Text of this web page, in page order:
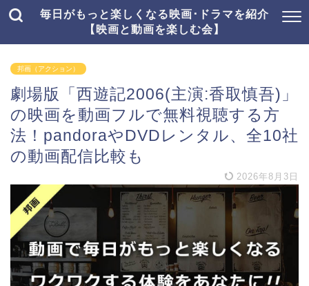
毎日がもっと楽しくなる映画･ドラマを紹介
【映画と動画を楽しむ会】
邦画（アクション）
劇場版「西遊記2006(主演:香取慎吾)」
の映画を動画フルで無料視聴する方
法！pandoraやDVDレンタル、全10社
の動画配信比較も
2026年8月3日